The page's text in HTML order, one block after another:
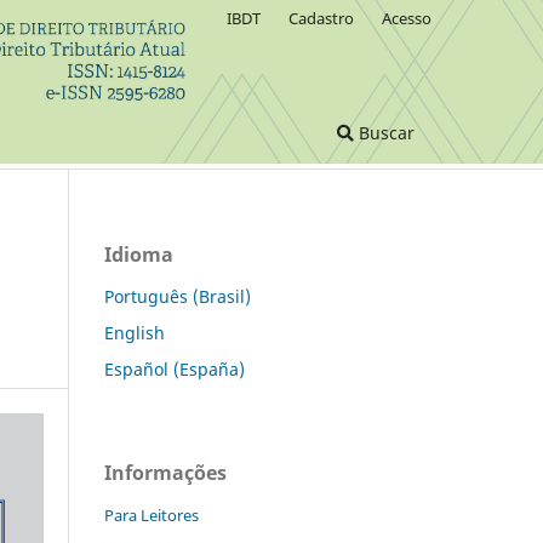
Buscar
IBDT Cadastro Acesso
Idioma
Português (Brasil)
English
Español (España)
Informações
Para Leitores